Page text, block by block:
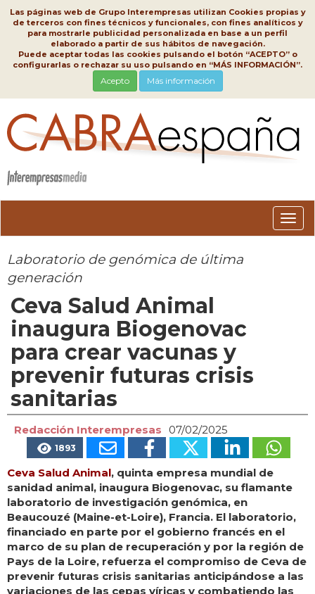
Las páginas web de Grupo Interempresas utilizan Cookies propias y
de terceros con fines técnicos y funcionales, con fines analíticos y
para mostrarle publicidad personalizada en base a un perfil
elaborado a partir de sus hábitos de navegación.
Puede aceptar todas las cookies pulsando el botón “ACEPTO” o
configurarlas o rechazar su uso pulsando en “MÁS INFORMACIÓN”.
Acepto Más información
Laboratorio de genómica de última
generación
Ceva Salud Animal
inaugura Biogenovac
para crear vacunas y
prevenir futuras crisis
sanitarias
Redacción Interempresas 07/02/2025
1893
Ceva Salud Animal, quinta empresa mundial de
sanidad animal, inaugura Biogenovac, su flamante
laboratorio de investigación genómica, en
Beaucouzé (Maine-et-Loire), Francia. El laboratorio,
financiado en parte por el gobierno francés en el
marco de su plan de recuperación y por la región de
Pays de la Loire, refuerza el compromiso de Ceva de
prevenir futuras crisis sanitarias anticipándose a las
variaciones de las cepas víricas y combatiendo las